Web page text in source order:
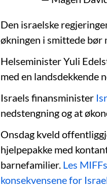
Den israelske
økningen i smittede bør
Helseminister Yuli
med en landsdekkende
Israels finansminister
nedstengning og at
Onsdag kveld
hjelpepakke med
barnefamilier. Les
konsekvensene for